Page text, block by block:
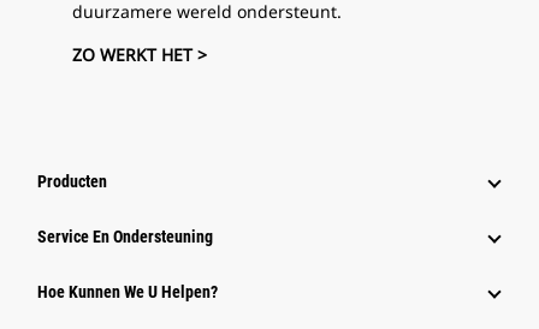
duurzamere wereld ondersteunt.
ZO WERKT HET >
Producten
Service En Ondersteuning
Hoe Kunnen We U Helpen?